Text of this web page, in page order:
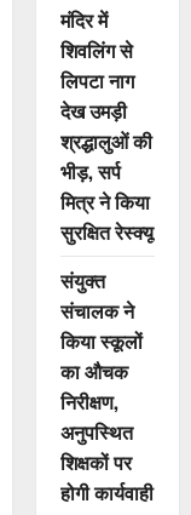
मंदिर में
शिवलिंग से
लिपटा नाग
देख उमड़ी
श्रद्धालुओं की
भीड़, सर्प
मित्र ने किया
सुरक्षित रेस्क्यू
संयुक्त
संचालक ने
किया स्कूलों
का औचक
निरीक्षण,
अनुपस्थित
शिक्षकों पर
होगी कार्यवाही